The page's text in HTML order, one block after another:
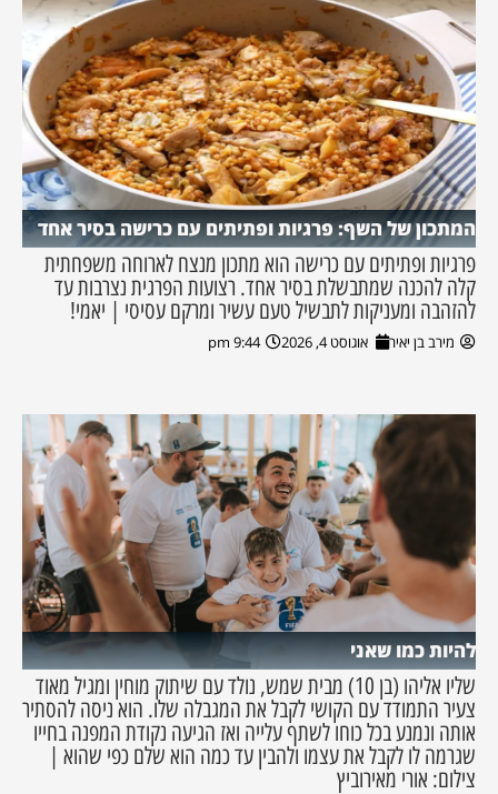
המתכון של השף: פרגיות ופתיתים עם כרישה בסיר אחד
פרגיות ופתיתים עם כרישה הוא מתכון מנצח לארוחה משפחתית
קלה להכנה שמתבשלת בסיר אחד. רצועות הפרגית נצרבות עד
להזהבה ומעניקות לתבשיל טעם עשיר ומרקם עסיסי | יאמי!
מירב בן יאיר אוגוסט 4, 2026 9:44 pm
להיות כמו שאני
שליו אליהו (בן 10) מבית שמש, נולד עם שיתוק מוחין ומגיל מאוד
צעיר התמודד עם הקושי לקבל את המגבלה שלו. הוא ניסה להסתיר
אותה ונמנע בכל כוחו לשתף עלייה ואז הגיעה נקודת המפנה בחייו
שגרמה לו לקבל את עצמו ולהבין עד כמה הוא שלם כפי שהוא |
צילום: אורי מאירוביץ